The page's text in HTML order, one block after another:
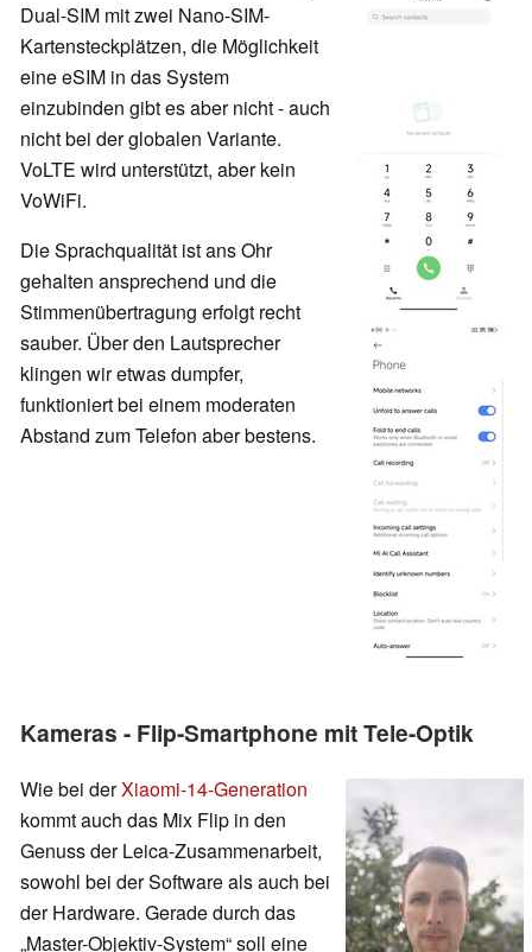
Dual-SIM mit zwei Nano-SIM-
Kartensteckplätzen, die Möglichkeit
eine eSIM in das System
einzubinden gibt es aber nicht - auch
nicht bei der globalen Variante.
VoLTE wird unterstützt, aber kein
VoWiFi.
Die Sprachqualität ist ans Ohr
gehalten ansprechend und die
Stimmenübertragung erfolgt recht
sauber. Über den Lautsprecher
klingen wir etwas dumpfer,
funktioniert bei einem moderaten
Abstand zum Telefon aber bestens.
Kameras - Flip-Smartphone mit Tele-Optik
Wie bei derXiaomi-14-Generation
kommt auch das Mix Flip in den
Genuss der Leica-Zusammenarbeit,
sowohl bei der Software als auch bei
der Hardware. Gerade durch das
„Master-Objektiv-System“ soll eine